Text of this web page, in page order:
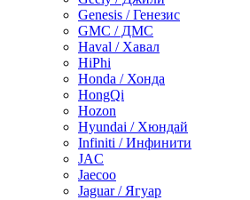
Genesis / Генезис
GMC / ДМС
Haval / Хавал
HiPhi
Honda / Хонда
HongQi
Hozon
Hyundai / Хюндай
Infiniti / Инфинити
JAC
Jaecoo
Jaguar / Ягуар